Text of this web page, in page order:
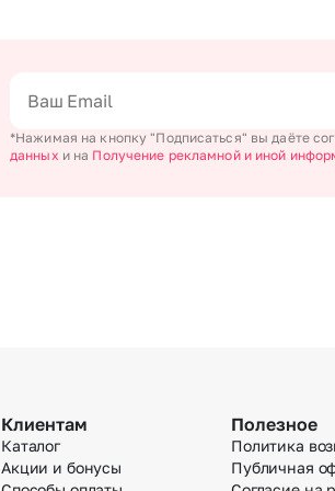
*Нажимая на кнопку "Подписаться" вы даёте
данных и на Получение рекламной и иной
Клиентам
Каталог
Акции и бонусы
Полезное
Политика
Публичная